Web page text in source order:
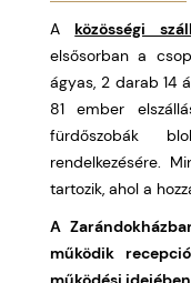
Aközösségi
elsősorban a
ágyas, 2 darab 14
81 ember
fürdőszobák
rendelkezésére.
tartozik, ahol a
A
működik